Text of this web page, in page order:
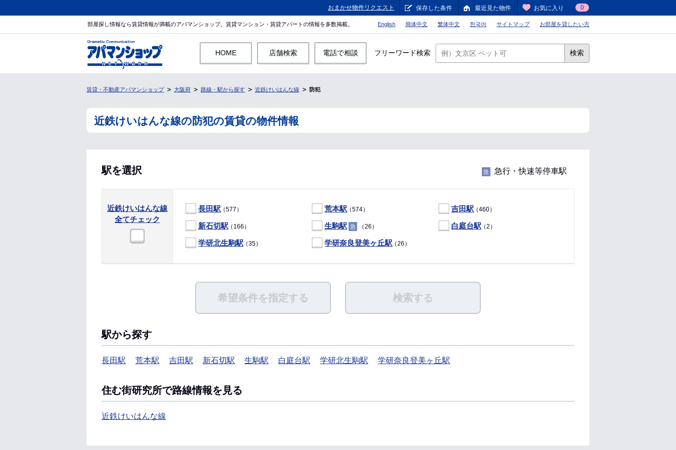
おまかせ物件リクエスト 保存した条件 最近見た物件 お気に入り 0
部屋探し情報なら賃貸情報が満載のアパマンショップ。賃貸マンション・賃貸アパートの情報を多数掲載。 English 簡体中文 繁体中文 한국어 サイトマップ お部屋を貸したい方
HOME 店舗検索 電話で相談 フリーワード検索 検索
賃貸・不動産アパマンショップ 大阪府 路線・駅から探す 近鉄けいはんな線 防犯
近鉄けいはんな線の防犯の賃貸の物件情報
駅を選択 急 急行・快速等停車駅
近鉄けいはんな線
全てチェック
長田駅（577） 荒本駅（574） 吉田駅（460）
新石切駅（166） 生駒駅 急 （26） 白庭台駅（2）
学研北生駒駅（35） 学研奈良登美ヶ丘駅（26）
希望条件を指定する 検索する
駅から探す
長田駅 荒本駅 吉田駅 新石切駅 生駒駅 白庭台駅 学研北生駒駅 学研奈良登美ヶ丘駅
住む街研究所で路線情報を見る
近鉄けいはんな線